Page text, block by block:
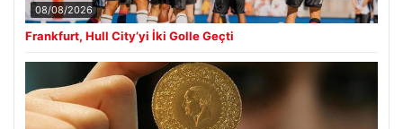
08/08/2026
Frankfurt, Hull City’yi İki Golle Geçti